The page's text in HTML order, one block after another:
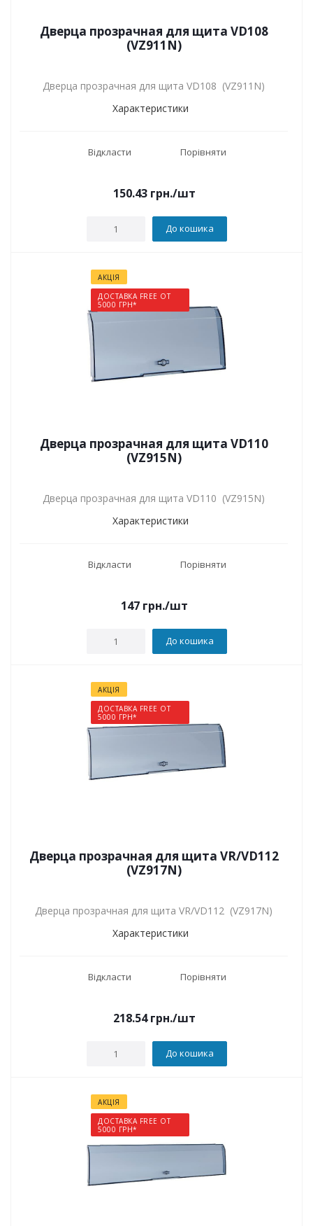
Дверца прозрачная для щита VD108
(VZ911N)
Дверца прозрачная для щита VD108 (VZ911N)
Характеристики
Відкласти Порівняти
150.43грн./шт
До кошика
АКЦІЯ
ДОСТАВКА FREE ОТ
5000 ГРН*
Дверца прозрачная для щита VD110
(VZ915N)
Дверца прозрачная для щита VD110 (VZ915N)
Характеристики
Відкласти Порівняти
147грн./шт
До кошика
АКЦІЯ
ДОСТАВКА FREE ОТ
5000 ГРН*
Дверца прозрачная для щита VR/VD112
(VZ917N)
Дверца прозрачная для щита VR/VD112 (VZ917N)
Характеристики
Відкласти Порівняти
218.54грн./шт
До кошика
АКЦІЯ
ДОСТАВКА FREE ОТ
5000 ГРН*